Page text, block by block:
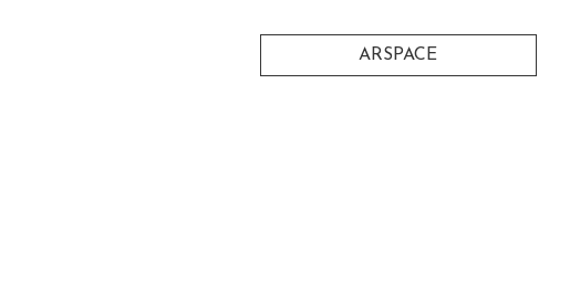
ARSPACE